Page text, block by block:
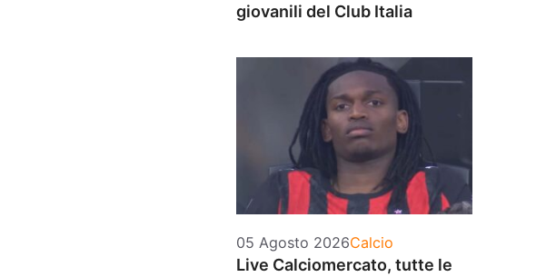
giovanili del Club Italia
05 Agosto 2026Categorie
Calcio
Live Calciomercato, tutte le